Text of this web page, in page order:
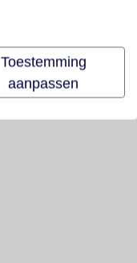
Toestemming
aanpassen